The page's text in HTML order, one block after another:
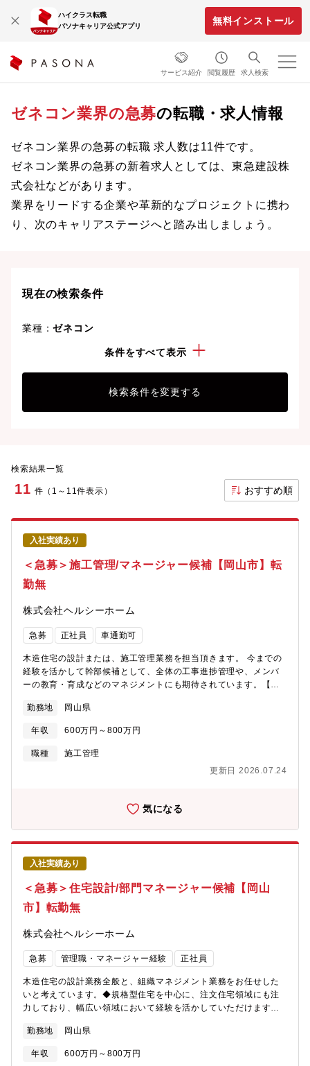
ハイクラス転職
パソナキャリア公式アプリ
無料インストール
サービス紹介 閲覧履歴 求人検索
ゼネコン業界の急募の転職・求人情報
ゼネコン業界の急募の転職 求人数は11件です。
ゼネコン業界の急募の新着求人としては、東急建設株
式会社などがあります。
業界をリードする企業や革新的なプロジェクトに携わ
り、次のキャリアステージへと踏み出しましょう。
現在の検索条件
業種：ゼネコン
条件をすべて表示
検索条件を変更する
検索結果一覧
11 件（1～11件表示） おすすめ順
入社実績あり
＜急募＞施工管理/マネージャー候補【岡山市】転
勤無
株式会社ヘルシーホーム
急募 正社員 車通勤可
木造住宅の設計または、施工管理業務を担当頂きます。 今までの
経験を活かして幹部候補として、全体の工事進捗管理や、メンバ
ーの教育・育成などのマネジメントにも期待されています。【現
なカメラを搭載しており、常にリアルタイムで現場確認が可能。■
現場での監督業務の多くは、当社専属の棟梁さんに委任。 ■工程
の進行状況などのデータも、自社開発のシステムで一元管理。■映
像やデータは、施工主のお客様と共有できる。
勤務地 岡山県
年収 600万円～800万円
職種
施工管理
更新日 2026.07.24
気になる
入社実績あり
＜急募＞住宅設計/部門マネージャー候補【岡山
市】転勤無
株式会社ヘルシーホーム
急募 管理職・マネージャー経験 正社員
木造住宅の設計業務全般と、組織マネジメント業務をお任せした
いと考えています。◆規格型住宅を中心に、注文住宅領域にも注
力しており、幅広い領域において経験を活かしていただけます。
成 ・設計図の作成、図面の確定 ・関係部署や協力会社との打ち合
わせ ・業務工程進捗管理 ・デザインの調整 ・上記及び組織マネ
ジメント、メンバー育成、モチベーション管理 等 ※岡山・倉敷
勤務地 岡山県
年収 600万円～800万円